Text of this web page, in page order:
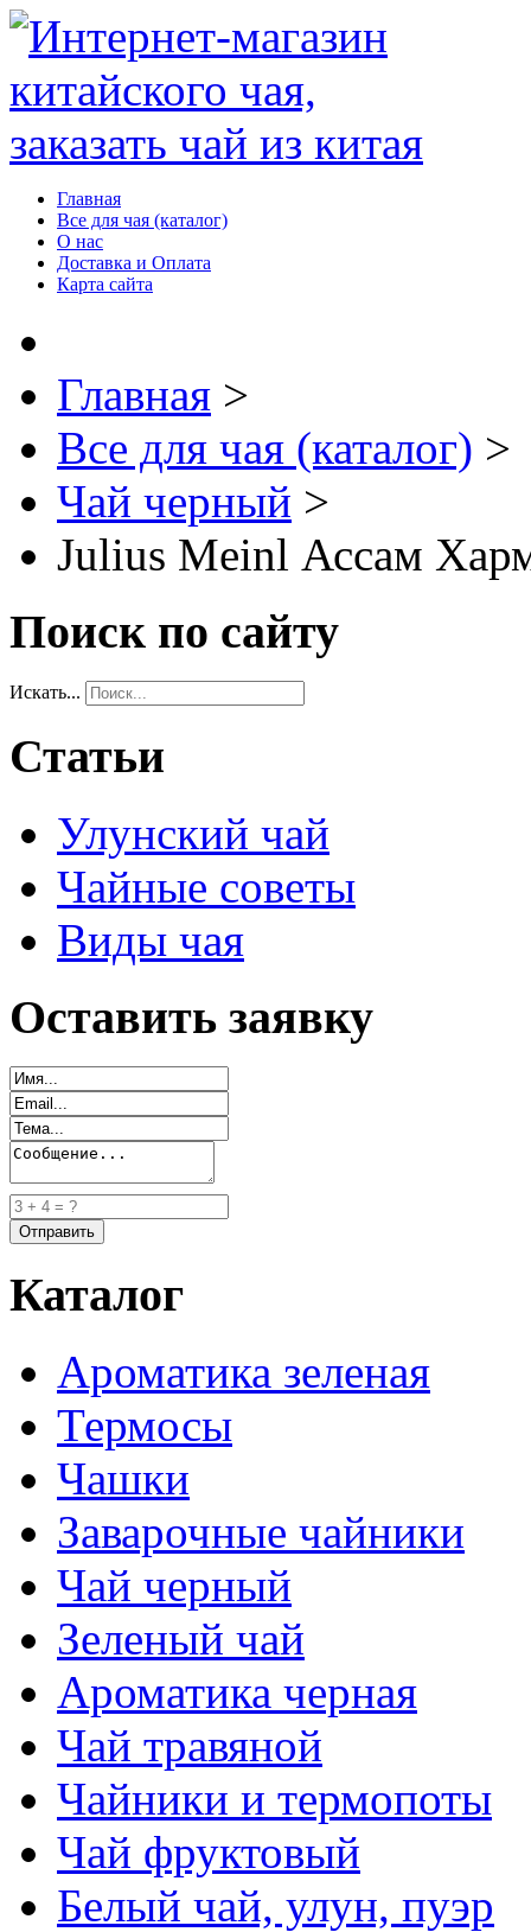
Главная
Все для чая (каталог)
О нас
Доставка и Оплата
Карта сайта
Главная >
Все для чая (каталог) >
Чай черный >
Julius Meinl Ассам
Поиск по сайту
Искать...
Статьи
Улунский чай
Чайные советы
Виды чая
Оставить заявку
Каталог
Ароматика зеленая
Термосы
Чашки
Заварочные чайники
Чай черный
Зеленый чай
Ароматика черная
Чай травяной
Чайники и термопоты
Чай фруктовый
Белый чай, улун, пуэр